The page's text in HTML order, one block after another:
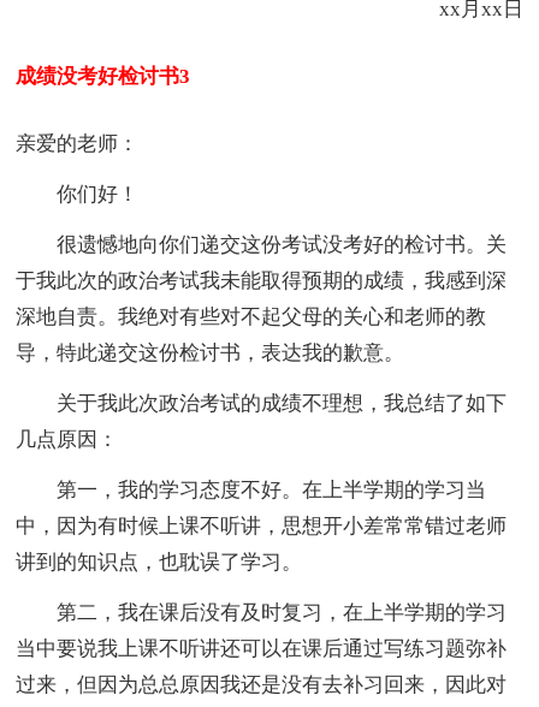
xx月xx日
成绩没考好检讨书3
亲爱的老师：
你们好！
很遗憾地向你们递交这份考试没考好的检讨书。关
于我此次的政治考试我未能取得预期的成绩，我感到深
深地自责。我绝对有些对不起父母的关心和老师的教
导，特此递交这份检讨书，表达我的歉意。
关于我此次政治考试的成绩不理想，我总结了如下
几点原因：
第一，我的学习态度不好。在上半学期的学习当
中，因为有时候上课不听讲，思想开小差常常错过老师
讲到的知识点，也耽误了学习。
第二，我在课后没有及时复习，在上半学期的学习
当中要说我上课不听讲还可以在课后通过写练习题弥补
过来，但因为总总原因我还是没有去补习回来，因此对